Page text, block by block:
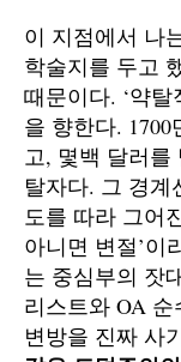
이 지점에서 나
학술지를 두고
때문이다. ‘약
을 향한다.
고, 몇백 달러
탈자다. 그 경계
도를 따라 그어
아니면 변절’이
는 중심부의 잣
리스트와 OA
변방을 진짜 사